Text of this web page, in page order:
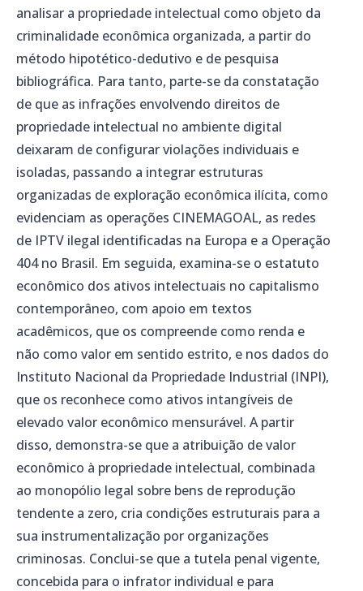
analisar a propriedade intelectual como objeto da
criminalidade econômica organizada, a partir do
método hipotético-dedutivo e de pesquisa
bibliográfica. Para tanto, parte-se da constatação
de que as infrações envolvendo direitos de
propriedade intelectual no ambiente digital
deixaram de configurar violações individuais e
isoladas, passando a integrar estruturas
organizadas de exploração econômica ilícita, como
evidenciam as operações CINEMAGOAL, as redes
de IPTV ilegal identificadas na Europa e a Operação
404 no Brasil. Em seguida, examina-se o estatuto
econômico dos ativos intelectuais no capitalismo
contemporâneo, com apoio em textos
acadêmicos, que os compreende como renda e
não como valor em sentido estrito, e nos dados do
Instituto Nacional da Propriedade Industrial (INPI),
que os reconhece como ativos intangíveis de
elevado valor econômico mensurável. A partir
disso, demonstra-se que a atribuição de valor
econômico à propriedade intelectual, combinada
ao monopólio legal sobre bens de reprodução
tendente a zero, cria condições estruturais para a
sua instrumentalização por organizações
criminosas. Conclui-se que a tutela penal vigente,
concebida para o infrator individual e para